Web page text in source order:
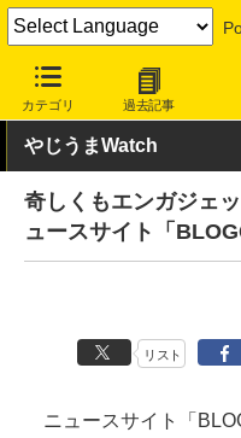
カテゴリ 過去記事
INTERNET Watch トピック
やじうまWatch
奇しくもエンガジェ
ュースサイト「
リスト
ニュースサイト「